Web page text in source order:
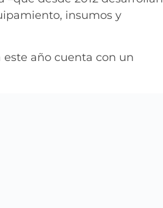
insumos y
año cuenta con un